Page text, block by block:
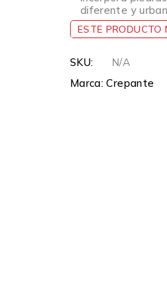
diferente y
ESTE PRODUCTO
SKU:
N/A
Marca:Crepante